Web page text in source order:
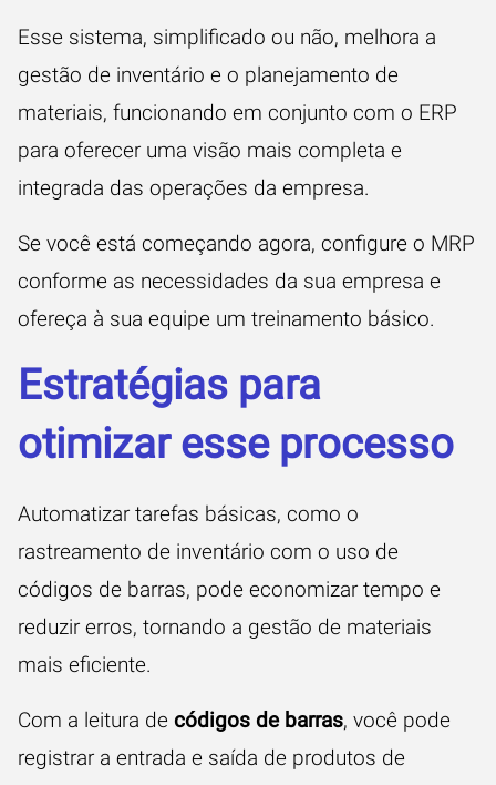
Esse sistema, simplificado ou não, melhora a
gestão de inventário e o planejamento de
materiais, funcionando em conjunto com o ERP
para oferecer uma visão mais completa e
integrada das operações da empresa.
Se você está começando agora, configure o MRP
conforme as necessidades da sua empresa e
ofereça à sua equipe um treinamento básico.
Estratégias para
otimizar esse processo
Automatizar tarefas básicas, como o
rastreamento de inventário com o uso de
códigos de barras, pode economizar tempo e
reduzir erros, tornando a gestão de materiais
mais eficiente.
Com a leitura de códigos de barras, você pode
registrar a entrada e saída de produtos de